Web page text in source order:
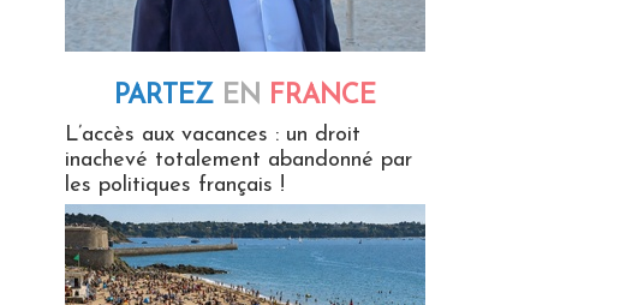
PARTEZ EN FRANCE
L’accès aux vacances : un droit
inachevé totalement abandonné par
les politiques français !